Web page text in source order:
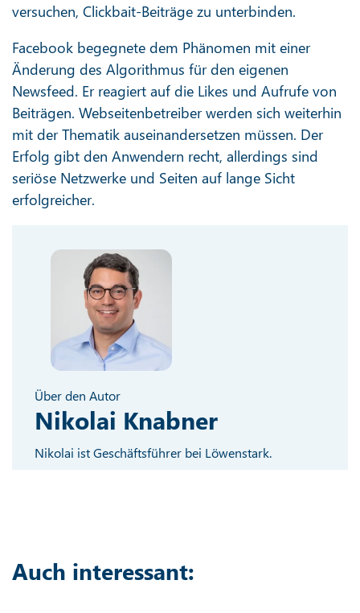
versuchen, Clickbait-Beiträge zu unterbinden.
Facebook begegnete dem Phänomen mit einer
Änderung des Algorithmus für den eigenen
Newsfeed. Er reagiert auf die Likes und Aufrufe von
Beiträgen. Webseitenbetreiber werden sich weiterhin
mit der Thematik auseinandersetzen müssen. Der
Erfolg gibt den Anwendern recht, allerdings sind
seriöse Netzwerke und Seiten auf lange Sicht
erfolgreicher.
Über den Autor
Nikolai Knabner
Nikolai ist Geschäftsführer bei Löwenstark.
Auch interessant: